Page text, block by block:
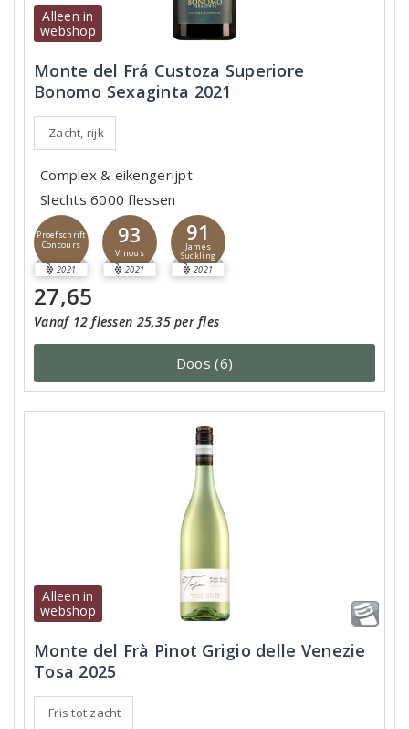
Alleen in
webshop
Monte del Frá Custoza Superiore
Bonomo Sexaginta 2021
Zacht, rijk
Complex & eikengerijpt
Slechts 6000 flessen
Proefschrift
Concours
2021
93
Vinous
2021
91
James
Suckling
2021
27,65
Vanaf 12 flessen 25,35 per fles
Doos (6)
Alleen in
webshop
Monte del Frà Pinot Grigio delle Venezie
Tosa 2025
Fris tot zacht